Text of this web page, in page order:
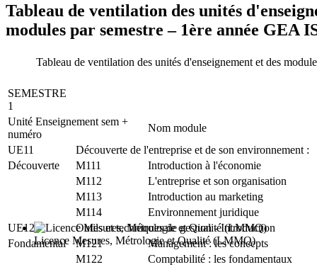
Licence Mesures, Métrologie et Qualité (LMMQ)
Tableau de ventilation des unités
modules par semestre – 1ère année GEA
Tableau de ventilation des unités d'enseignement et des
SEMESTRE
1
Unité Enseignement sem +
numéro
Nom module
UE11
Découverte de l'entreprise et de son environnement :
Découverte
M111
Introduction à l'économie
M112
L'entreprise et son organisation
M113
Introduction au marketing
M114
Environnement juridique
UE12
Outils et techniques de gestion - Introduction
Fondamental
M121
Management : les concepts
M122
Comptabilité : les fondamentaux